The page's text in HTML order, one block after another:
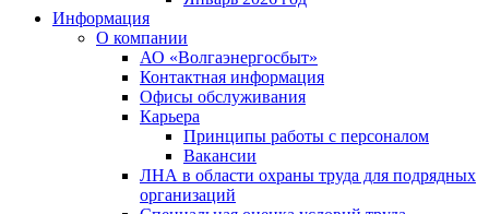
Информация
О компании
АО «Волгаэнергосбыт»
Контактная информация
Офисы обслуживания
Карьера
Принципы работы с персоналом
Вакансии
ЛНА в области охраны труда для подрядных
организаций